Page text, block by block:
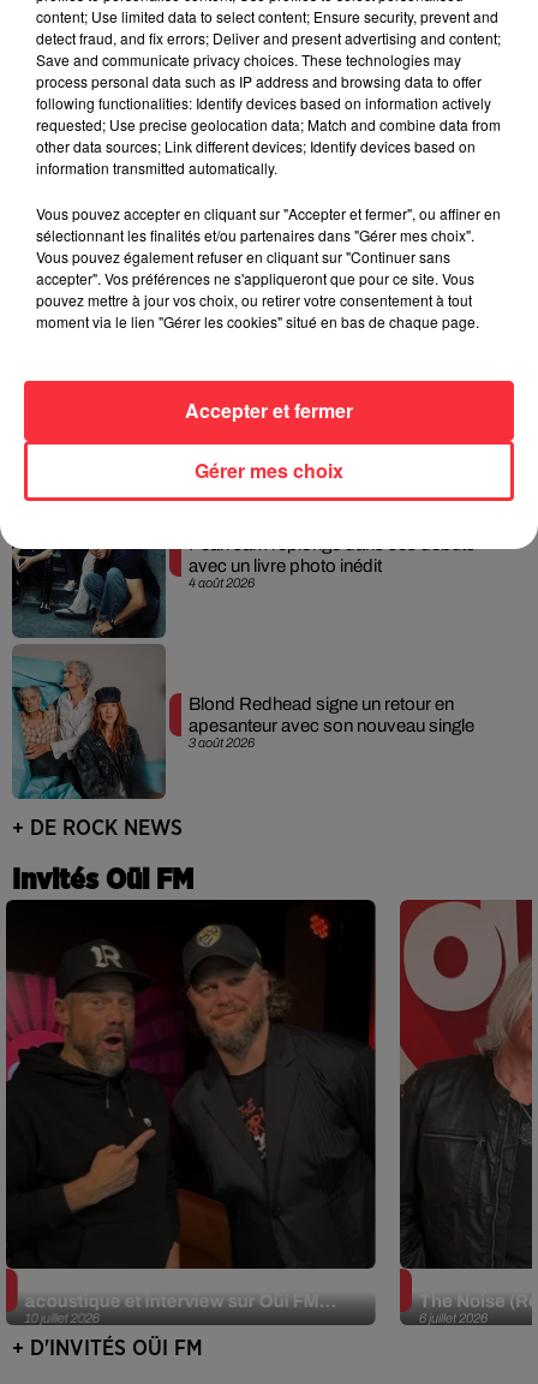
6 août 2026
Weezer prépare la sortie de son nouvel
album en dévoilant une...
5 août 2026
Queens of the Stone Age lance une ligne
téléphonique pour...
5 août 2026
Linkin Park annonce son arrivée au
cinéma avec « Unshatter »
4 août 2026
avec un livre photo inédit
3 août 2026
Blond Redhead signe un retour en
apesanteur avec son nouveau single
+ DE ROCK NEWS
Invités Oüi FM
10 juillet 2026
acoustique et interview sur Oüi FM...
6 juillet 2026
The Noise
+ D'INVITÉS OÜI FM
content; Use limited data to select content; Ensure security, prevent and
detect fraud, and fix errors; Deliver and present advertising and content;
Save and communicate privacy choices. These technologies may
process personal data such as IP address and browsing data to offer
following functionalities: Identify devices based on information actively
requested; Use precise geolocation data; Match and combine data from
other data sources; Link different devices; Identify devices based on
information transmitted automatically.
Vous pouvez accepter en cliquant sur "Accepter et fermer", ou affiner en
sélectionnant les finalités et/ou partenaires dans "Gérer mes choix".
Vous pouvez également refuser en cliquant sur "Continuer sans
accepter". Vos préférences ne s'appliqueront que pour ce site. Vous
pouvez mettre à jour vos choix, ou retirer votre consentement à tout
moment via le lien "Gérer les cookies" situé en bas de chaque page.
Gérer mes choix
Accepter et fermer